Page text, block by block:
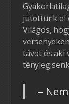
jutottunk el
Világos,
távot és aki
tényleg
–